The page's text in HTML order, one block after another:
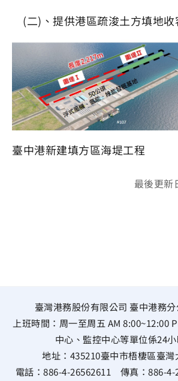
(二)、提供港區疏浚土方填地收
臺中港新建填方區海堤工程
最後更新
臺灣港務股份有限公司 臺中港務
上班時間：周一至周五 AM 8:00~12:00
中心、監控中心等單位係24小
地址： 435210臺中市梧棲區臺
電話：886-4-26562611 傳真：886-